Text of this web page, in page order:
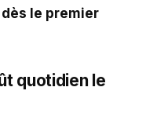
le premier
quotidien le